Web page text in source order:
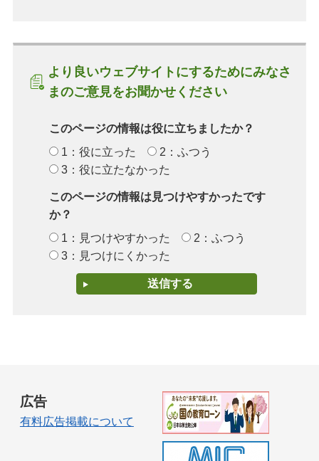
より良いウェブサイトにするためにみなさ
まのご意見をお聞かせください
このページの情報は役に立ちましたか？
1：役に立った
2：ふつう
3：役に立たなかった
このページの情報は見つけやすかったです
か？
1：見つけやすかった
2：ふつう
3：見つけにくかった
広告
有料広告掲載について